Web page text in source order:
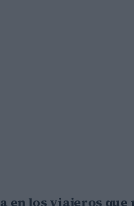
en los viajeros que